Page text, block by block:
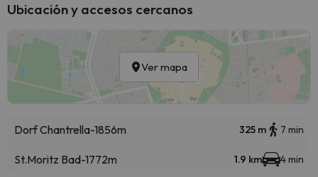
Ubicación y accesos cercanos
Ver mapa
Dorf Chantrella-1856m 325 m 7 min
St.Moritz Bad-1772m 1.9 km 4 min